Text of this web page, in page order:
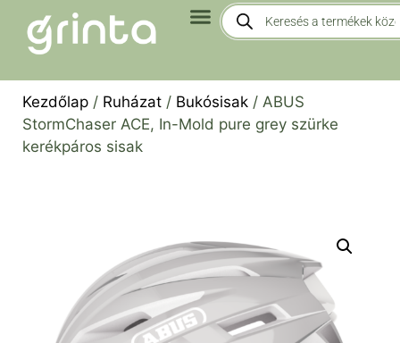
Kezdőlap / Ruházat / Bukósisak / ABUS
StormChaser ACE, In-Mold pure grey szürke
kerékpáros sisak